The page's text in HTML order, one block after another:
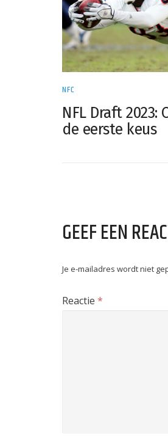
NFC
NFL Draft 2023:
de eerste keus
GEEF EEN
Je e-mailadres wordt niet
Reactie *